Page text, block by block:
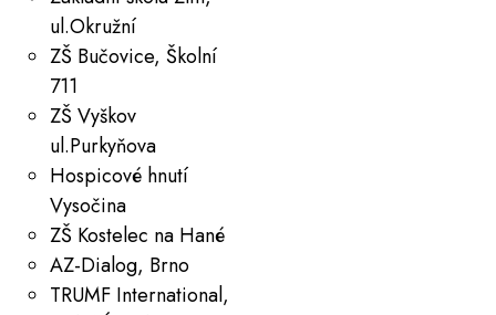
ul.Okružní
ZŠ Bučovice, Školní
711
ZŠ Vyškov
ul.Purkyňova
Hospicové hnutí
Vysočina
ZŠ Kostelec na Hané
AZ-Dialog, Brno
TRUMF International,